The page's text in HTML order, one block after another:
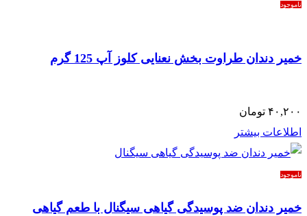
ناموجود
خمیر دندان طراوت بخش نعنایی کلوز آپ 125 گرم
۴۰,۲۰۰ تومان
اطلاعات بیشتر
ناموجود
خمیر دندان ضد پوسیدگی گیاهی سیگنال با طعم گیاهی